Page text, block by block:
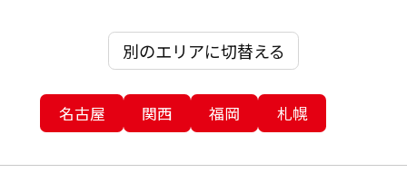
別のエリアに切替える
名古屋 関西 福岡 札幌